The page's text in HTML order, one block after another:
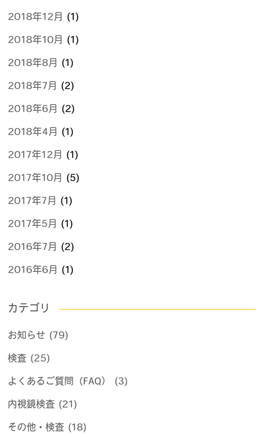
2018年12月 (1)
2018年10月 (1)
2018年8月 (1)
2018年7月 (2)
2018年6月 (2)
2018年4月 (1)
2017年12月 (1)
2017年10月 (5)
2017年7月 (1)
2017年5月 (1)
2016年7月 (2)
2016年6月 (1)
カテゴリ
お知らせ (79)
検査 (25)
よくあるご質問（FAQ） (3)
内視鏡検査 (21)
その他・検査 (18)